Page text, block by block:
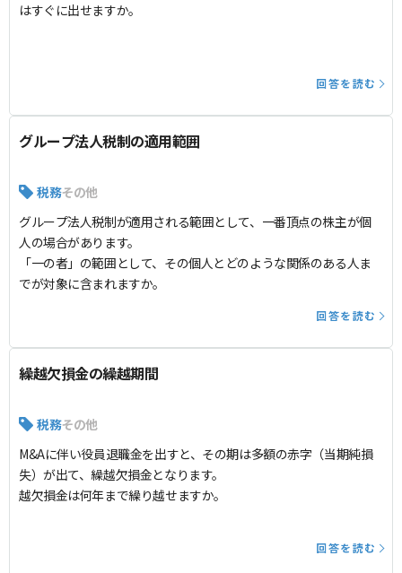
はすぐに出せますか。
回答を読む
グループ法人税制の適用範囲
税務その他
グループ法人税制が適用される範囲として、一番頂点の株主が個
人の場合があります。
「一の者」の範囲として、その個人とどのような関係のある人ま
でが対象に含まれますか。
回答を読む
繰越欠損金の繰越期間
税務その他
M&Aに伴い役員退職金を出すと、その期は多額の赤字（当期純損
失）が出て、繰越欠損金となります。
越欠損金は何年まで繰り越せますか。
回答を読む